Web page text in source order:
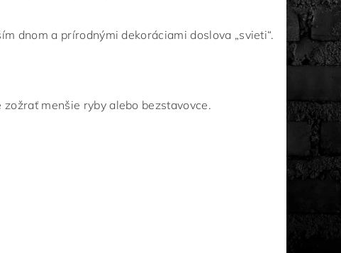
dnom a prírodnými dekoráciami doslova „svieti“.
zožrať menšie ryby alebo bezstavovce.